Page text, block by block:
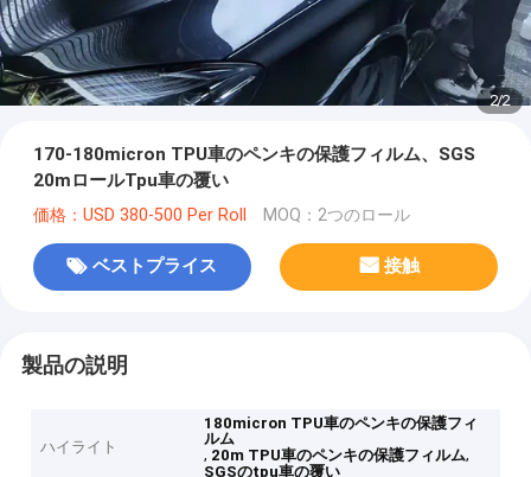
2/2
170-180micron TPU車のペンキの保護フィルム、SGS
20mロールTpu車の覆い
価格：USD 380-500 Per Roll MOQ：2つのロール
ベストプライス 接触
製品の説明
ハイライト
180micron TPU車のペンキの保護フィ
ルム
, 20m TPU車のペンキの保護フィルム,
SGSのtpu車の覆い